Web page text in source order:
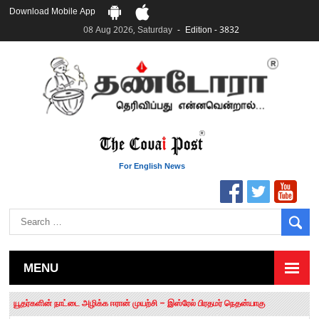
Download Mobile App
08 Aug 2026, Saturday
Edition - 3832
For English News
MENU
தமிழக சட்டப்பேரவையில் காலியிடங்கள் 6 ஆக உயர்வு
யூதர்களின் நாட்டை அழிக்க ஈரான் முயற்சி – இஸ்ரேல் பிரதமர் நெதன்யாகு
“மக்களால் நிராகரிக்கப்பட்டவர் ஸ்டாலின்!” – செங்கோட்டையன்